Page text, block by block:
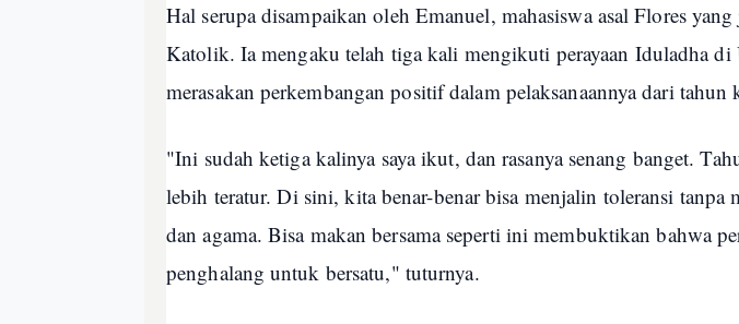
Hal serupa disampaikan oleh Emanuel, mahasiswa asal Flores
Katolik. Ia mengaku telah tiga kali mengikuti perayaan Iduladha
merasakan perkembangan positif dalam pelaksanaannya dari tahun
"Ini sudah ketiga kalinya saya ikut, dan rasanya senang banget.
lebih teratur. Di sini, kita benar-benar bisa menjalin toleransi tanpa
dan agama. Bisa makan bersama seperti ini membuktikan bahwa
penghalang untuk bersatu," tuturnya.